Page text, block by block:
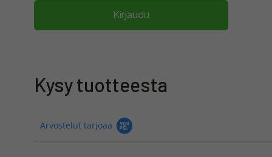
Kirjaudu
Kysy tuotteesta
Arvostelut tarjoaa